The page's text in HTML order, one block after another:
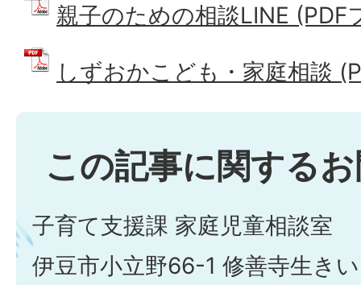
親子のための相談LINE (PDF
しずおかこども・家庭相談
この記事に関する
子育て支援課 家庭児童相談室
伊豆市小立野66-1 修善寺生き